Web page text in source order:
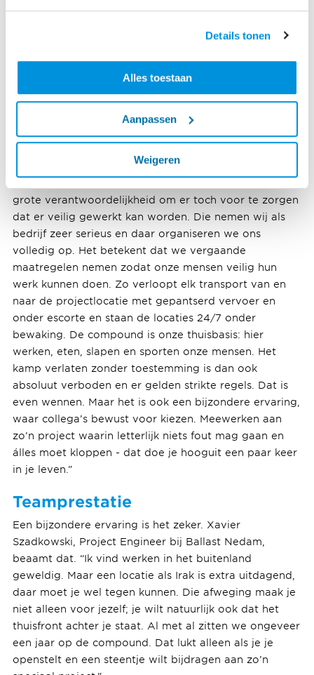
Details tonen
Alles toestaan
Aanpassen
Weigeren
Martijn: “Umm Qasr, net ten zuiden van Basra en de
exacte locatie waar de tunnel zich bevindt, ligt midden
50 graden. Tegen die extreme hitte moet je je continu
beschermen, om verbranding en uitdroging te
voorkomen.”
Naast het klimaat zorgen ook politieke en sociale
gebied dat door het ministerie van Buitenlandse Zaken
grote verantwoordelijkheid om er toch voor te zorgen
dat er veilig gewerkt kan worden. Die nemen wij als
bedrijf zeer serieus en daar organiseren we ons
volledig op. Het betekent dat we vergaande
maatregelen nemen zodat onze mensen veilig hun
werk kunnen doen. Zo verloopt elk transport van en
naar de projectlocatie met gepantserd vervoer en
onder escorte en staan de locaties 24/7 onder
bewaking. De compound is onze thuisbasis: hier
werken, eten, slapen en sporten onze mensen. Het
kamp verlaten zonder toestemming is dan ook
absoluut verboden en er gelden strikte regels. Dat is
even wennen. Maar het is ook een bijzondere ervaring,
waar collega’s bewust voor kiezen. Meewerken aan
zo’n project waarin letterlijk niets fout mag gaan en
álles moet kloppen - dat doe je hooguit een paar keer
in je leven.”
Teamprestatie
Een bijzondere ervaring is het zeker. Xavier
Szadkowski, Project Engineer bij Ballast Nedam,
beaamt dat. “Ik vind werken in het buitenland
geweldig. Maar een locatie als Irak is extra uitdagend,
daar moet je wel tegen kunnen. Die afweging maak je
niet alleen voor jezelf; je wilt natuurlijk ook dat het
thuisfront achter je staat. Al met al zitten we ongeveer
een jaar op de compound. Dat lukt alleen als je je
openstelt en een steentje wilt bijdragen aan zo’n